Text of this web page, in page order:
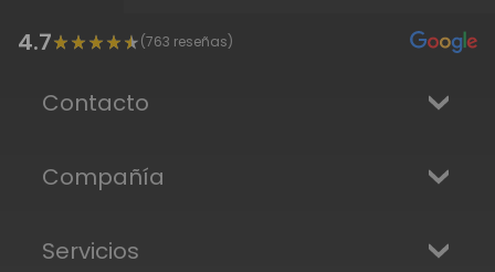
4.7 (763 reseñas)
Contacto
Compañía
Servicios